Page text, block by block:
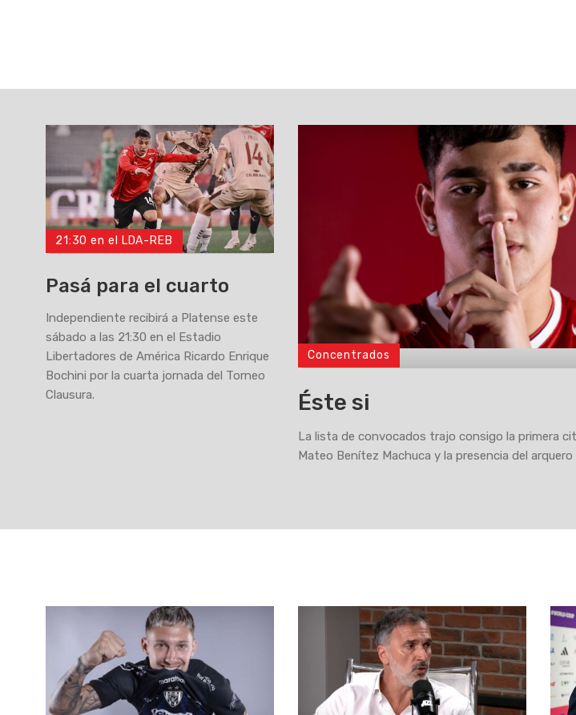
21:30 en el LDA-REB
Pasá para el cuarto
Independiente recibirá a Platense este
sábado a las 21:30 en el Estadio
Libertadores de América Ricardo Enrique
Bochini por la cuarta jornada del Torneo
Clausura.
Concentrados
Éste si
La lista de convocados trajo consigo la primera
Mateo Benítez Machuca y la presencia del